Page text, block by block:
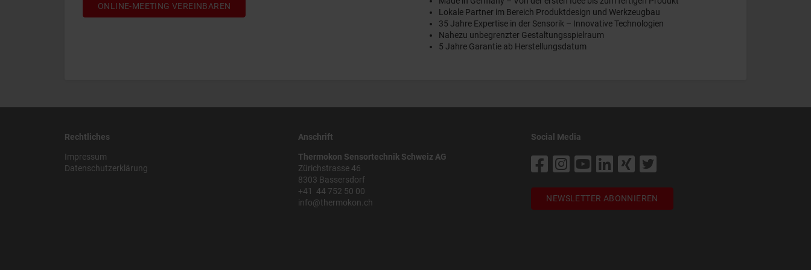
ONLINE-MEETING VEREINBAREN
Lokale Partner im Bereich Produktdesign und Werkzeugbau
35 Jahre Expertise in der Sensorik – Innovative Technologien
Nahezu unbegrenzter Gestaltungsspielraum
5 Jahre Garantie ab Herstellungsdatum
Rechtliches
Impressum
Datenschutzerklärung
Anschrift
Thermokon Sensortechnik Schweiz AG
Zürichstrasse 46
8303 Bassersdorf
+41 44 752 50 00
info@thermokon.ch
Social Media
NEWSLETTER ABONNIEREN